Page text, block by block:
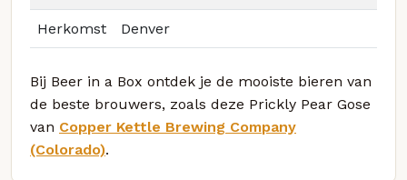
Herkomst Denver
Bij Beer in a Box ontdek je de mooiste bieren van
de beste brouwers, zoals deze Prickly Pear Gose
van Copper Kettle Brewing Company
(Colorado).